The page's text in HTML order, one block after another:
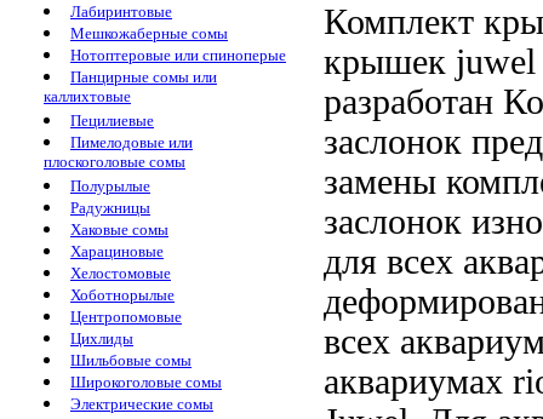
Лабиринтовые
Мешкожаберные сомы
Нотоптеровые или спиноперые
Панцирные сомы или
каллихтовые
Пецилиевые
Пимелодовые или
плоскоголовые сомы
Полурылые
Радужницы
Хаковые сомы
Харациновые
Хелостомовые
Хоботнорылые
Центропомовые
Цихлиды
Шильбовые сомы
Широкоголовые сомы
Электрические сомы
Комплект
крышек juwel
разработан
заслонок
замены
заслонок
для всех
всех
аквариумах